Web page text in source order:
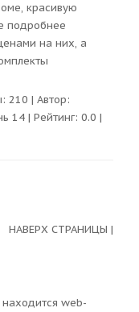
красивую
подробнее
на них, а
210 | Автор:
14 | Рейтинг: 0.0 |
НАВЕРХ СТРАНИЦЫ |
web-